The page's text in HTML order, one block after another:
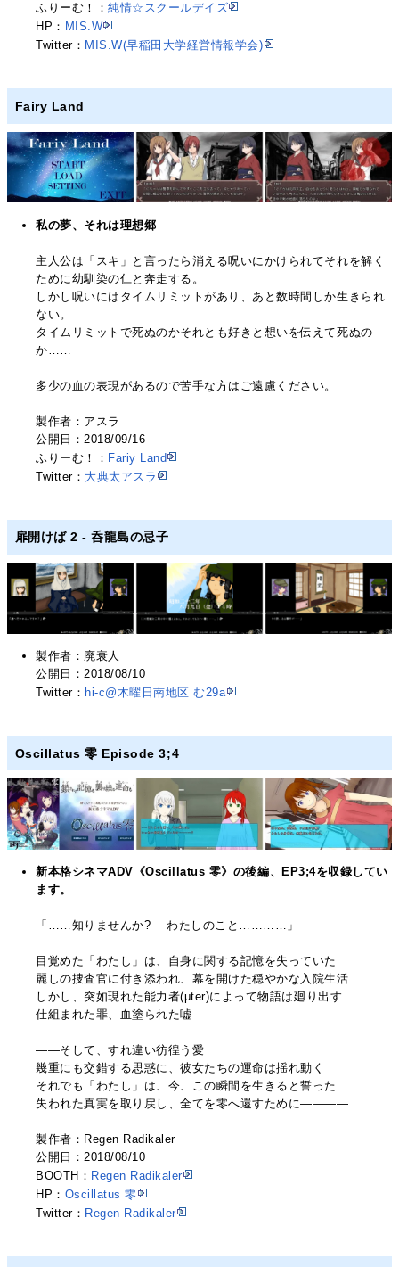
ふりーむ！：純情☆スクールデイズ
HP： MIS.W
Twitter： MIS.W(早稲田大学経営情報学会)
Fairy Land
私の夢、それは理想郷
主人公は「スキ」と言ったら消える呪いにかけられてそれを解く
ために幼馴染の仁と奔走する。
しかし呪いにはタイムリミットがあり、あと数時間しか生きられ
ない。
タイムリミットで死ぬのかそれとも好きと想いを伝えて死ぬの
か……
多少の血の表現があるので苦手な方はご遠慮ください。
製作者：アスラ
公開日：2018/09/16
ふりーむ！： Fariy Land
Twitter： 大典太アスラ
扉開けば 2 - 呑龍島の忌子
製作者：廃衰人
公開日：2018/08/10
Twitter： hi-c@木曜日南地区 む29a
Oscillatus 零 Episode 3;4
新本格シネマADV《Oscillatus 零》の後編、EP3;4を収録してい
ます。
「……知りませんか? わたしのこと…………」
目覚めた「わたし」は、自身に関する記憶を失っていた
麗しの捜査官に付き添われ、幕を開けた穏やかな入院生活
しかし、突如現れた能力者(μter)によって物語は廻り出す
仕組まれた罪、血塗られた嘘
――そして、すれ違い彷徨う愛
幾重にも交錯する思惑に、彼女たちの運命は揺れ動く
それでも「わたし」は、今、この瞬間を生きると誓った
失われた真実を取り戻し、全てを零へ還すために――――
製作者：Regen Radikaler
公開日：2018/08/10
BOOTH： Regen Radikaler
HP： Oscillatus 零
Twitter： Regen Radikaler